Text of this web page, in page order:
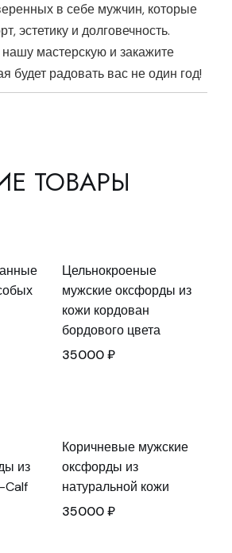
в себе мужчин, которые
эстетику и долговечность.
мастерскую и закажите
будет радовать вас не один год!
ТОВАРЫ
Цельнокроеные
мужские оксфорды из
кожи кордован
бордового цвета
35000₽
из
Calf
Коричневые мужские
оксфорды из
натуральной кожи
35000₽